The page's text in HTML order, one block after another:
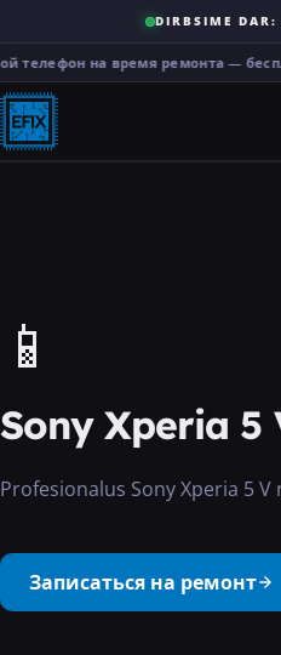
DIRBSIME
телефон на время ремонта —
Услуги
···
📱
Sony Xperia 5
Profesionalus Sony Xperia 5 V
Записаться на ремонт